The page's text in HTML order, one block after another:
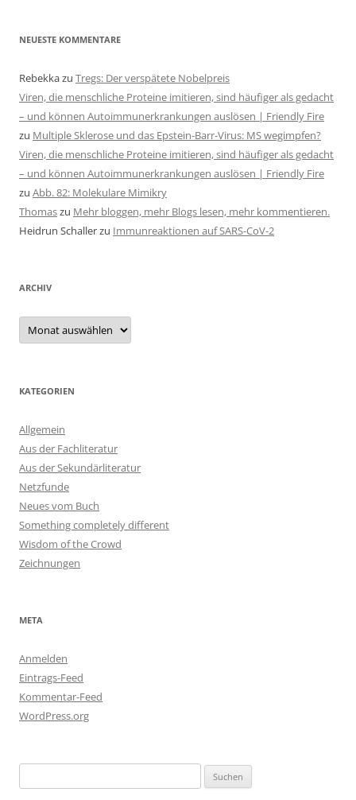
NEUESTE KOMMENTARE
Rebekkazu Tregs: Der verspätete Nobelpreis
Viren, die menschliche Proteine imitieren, sind häufiger als gedacht
– und können Autoimmunerkrankungen auslösen | Friendly Fire
zu Multiple Sklerose und das Epstein-Barr-Virus: MS wegimpfen?
Viren, die menschliche Proteine imitieren, sind häufiger als gedacht
– und können Autoimmunerkrankungen auslösen | Friendly Fire
zu Abb. 82: Molekulare Mimikry
Thomaszu Mehr bloggen, mehr Blogs lesen, mehr kommentieren.
Heidrun Schallerzu Immunreaktionen auf SARS-CoV-2
ARCHIV
Archiv
KATEGORIEN
Allgemein
Aus der Fachliteratur
Aus der Sekundärliteratur
Netzfunde
Neues vom Buch
Something completely different
Wisdom of the Crowd
Zeichnungen
META
Anmelden
Eintrags-Feed
Kommentar-Feed
WordPress.org
nach: